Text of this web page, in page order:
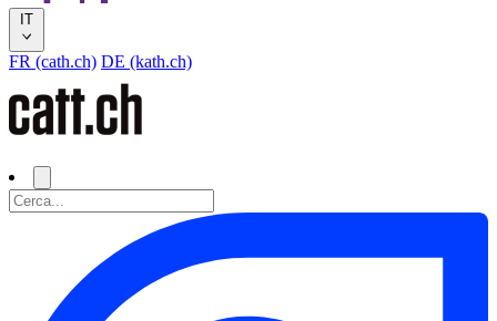
IT
FR (cath.ch) DE (kath.ch)